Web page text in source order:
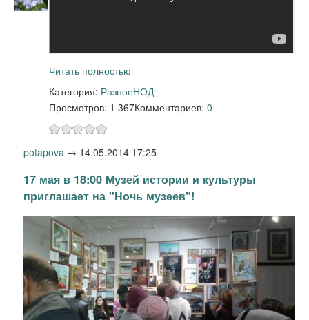
Читать полностью
Категория: РазноеНОД
Просмотров: 1 367Комментариев: 0
potapova → 14.05.2014 17:25
17 мая в 18:00 Музей истории и культуры
приглашает на "Ночь музеев"!